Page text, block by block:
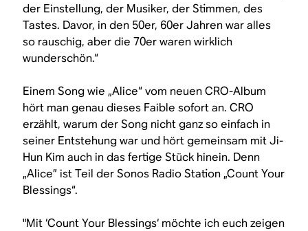
der Einstellung, der Musiker, der Stimmen, des
Tastes. Davor, in den 50er, 60er Jahren war alles
so rauschig, aber die 70er waren wirklich
wunderschön.“
Einem Song wie „Alice“ vom neuen CRO-Album
hört man genau dieses Faible sofort an. CRO
erzählt, warum der Song nicht ganz so einfach in
seiner Entstehung war und hört gemeinsam mit Ji-
Hun Kim auch in das fertige Stück hinein. Denn
„Alice” ist Teil der Sonos Radio Station „Count Your
Blessings“.
"Mit ‘Count Your Blessings‘ möchte ich euch zeigen